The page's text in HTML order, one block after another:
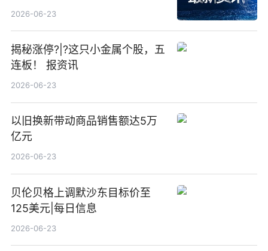
23点
2026-06-23
揭秘涨停?|?这只小金属个股，五
连板！ 报资讯
2026-06-23
以旧换新带动商品销售额达5万
亿元
2026-06-23
贝伦贝格上调默沙东目标价至
125美元|每日信息
2026-06-23